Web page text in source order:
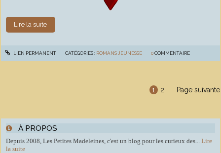
À PROPOS
Depuis 2008, Les Petites Madeleines, c'est un blog pour les curieux des...
Lire
la suite
Lire la suite
LIEN PERMANENT CATÉGORIES : ROMANS JEUNESSE 0COMMENTAIRE
1 2 Page suivante